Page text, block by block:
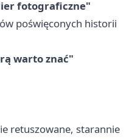
fotograficzne"
poświęconych historii
warto znać"
retuszowane, starannie